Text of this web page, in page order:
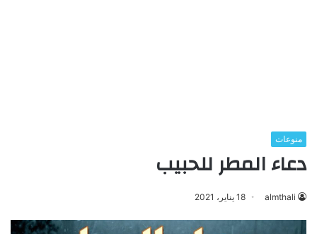
منوعات
دعاء المطر للحبيب
almthali 18 يناير، 2021